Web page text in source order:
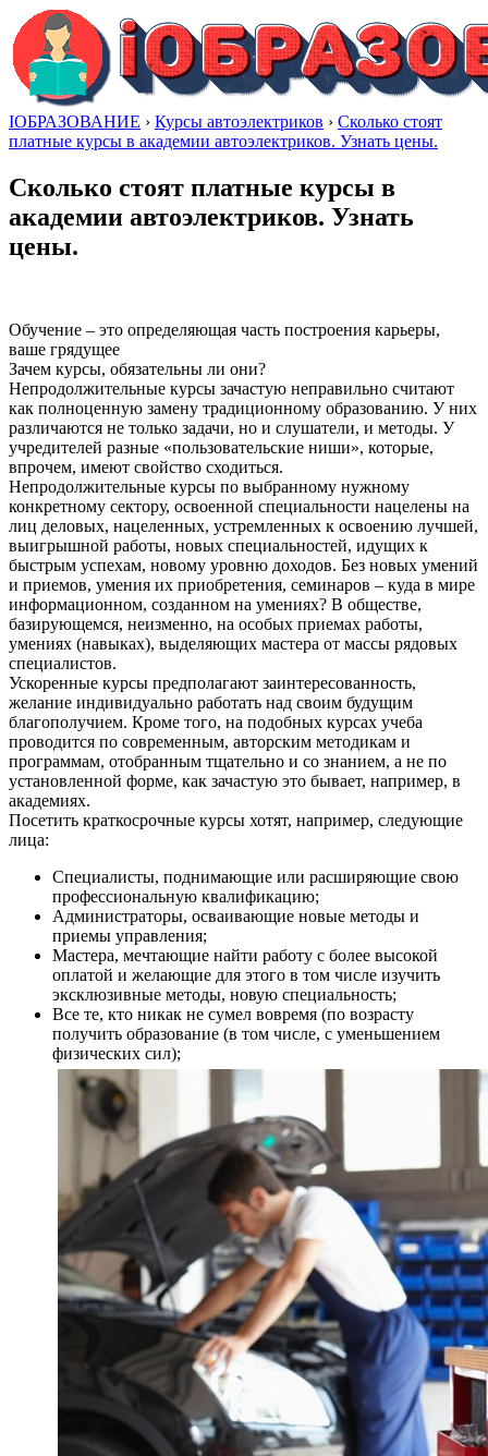
IОБРАЗОВАНИЕ › Курсы автоэлектриков › Сколько стоят
платные курсы в академии автоэлектриков. Узнать цены.
Сколько стоят платные курсы в
академии автоэлектриков. Узнать
цены.
Обучение – это определяющая часть построения карьеры,
ваше грядущее
Зачем курсы, обязательны ли они?
Непродолжительные курсы зачастую неправильно считают
как полноценную замену традиционному образованию. У них
различаются не только задачи, но и слушатели, и методы. У
учредителей разные «пользовательские ниши», которые,
впрочем, имеют свойство сходиться.
Непродолжительные курсы по выбранному нужному
конкретному сектору, освоенной специальности нацелены на
лиц деловых, нацеленных, устремленных к освоению лучшей,
выигрышной работы, новых специальностей, идущих к
быстрым успехам, новому уровню доходов. Без новых умений
и приемов, умения их приобретения, семинаров – куда в мире
информационном, созданном на умениях? В обществе,
базирующемся, неизменно, на особых приемах работы,
умениях (навыках), выделяющих мастера от массы рядовых
специалистов.
Ускоренные курсы предполагают заинтересованность,
желание индивидуально работать над своим будущим
благополучием. Кроме того, на подобных курсах учеба
проводится по современным, авторским методикам и
программам, отобранным тщательно и со знанием, а не по
установленной форме, как зачастую это бывает, например, в
академиях.
Посетить краткосрочные курсы хотят, например, следующие
лица:
Специалисты, поднимающие или расширяющие свою
профессиональную квалификацию;
Администраторы, осваивающие новые методы и
приемы управления;
Мастера, мечтающие найти работу с более высокой
оплатой и желающие для этого в том числе изучить
эксклюзивные методы, новую специальность;
Все те, кто никак не сумел вовремя (по возрасту
получить образование (в том числе, с уменьшением
физических сил);